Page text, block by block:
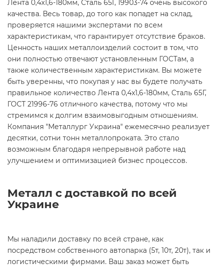
Лента 0,4х1,6-180мм, Сталь 65Г, 19903-74 очень высокого
качества. Весь товар, до того как попадет на склад,
проверяется нашими экспертами по всем
характеристикам, что гарантирует отсутствие браков.
Ценность наших металлоизделий состоит в том, что
они полностью отвечают установленным ГОСТам, а
также количественным характеристикам. Вы можете
быть уверенны, что покупая у нас вы будете получать
правильное количество Лента 0,4х1,6-180мм, Сталь 65Г,
ГОСТ 21996-76 отличного качества, потому что мы
стремимся к долгим взаимовыгодным отношениям.
Компания "Металлург Украина" ежемесячно реализует
десятки, сотни тонн металлопроката. Это стало
возможным благодаря непрерывной работе над
улучшением и оптимизацией бизнес процессов.
Металл с доставкой по всей
Украине
Мы наладили доставку по всей стране, как
посредством собственного автопарка (5т, 10т, 20т), так и
логистическими фирмами. Ваш заказ может быть